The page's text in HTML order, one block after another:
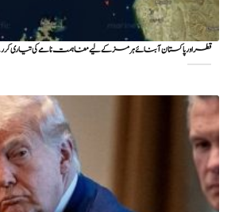
قطر اور پاکستان آبنائے ہرمز کے لیے مفاہمت نامے کی تیاری کر